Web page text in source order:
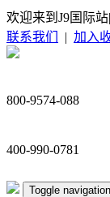
欢迎来到J9国际
联系我们
| 加入
800-9574-088
400-990-0781
Toggle navigation